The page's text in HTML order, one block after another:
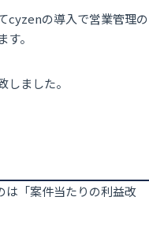
cyzenの導入で営業管理の
。
ました。
「案件当たりの利益改